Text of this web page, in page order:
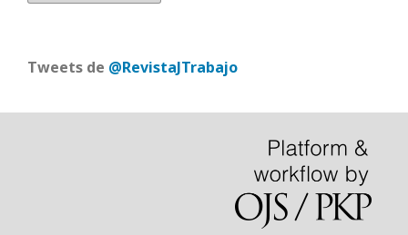
Tweets de @RevistaJTrabajo